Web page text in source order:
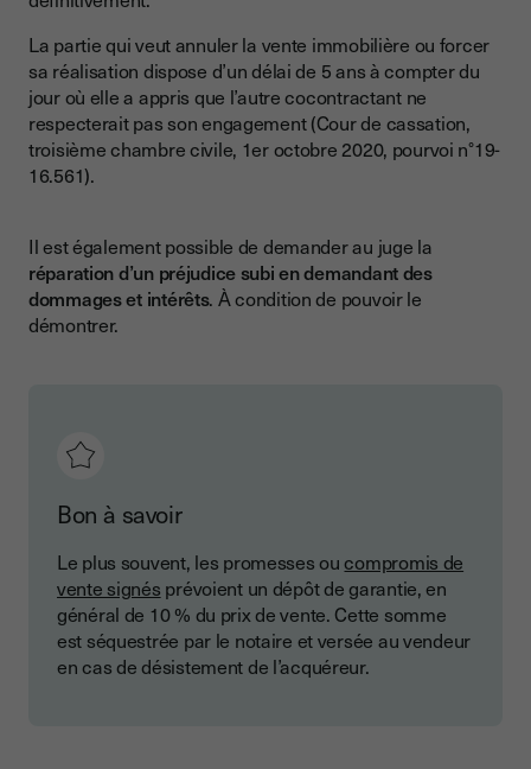
La partie qui veut annuler la vente immobilière ou forcer
sa réalisation dispose d’un délai de 5 ans à compter du
jour où elle a appris que l’autre cocontractant ne
respecterait pas son engagement (Cour de cassation,
troisième chambre civile, 1er octobre 2020, pourvoi n°19-
16.561).
Il est également possible de demander au juge la
réparation d’un préjudice subi en demandant des
dommages et intérêts. À condition de pouvoir le
démontrer.
Bon à savoir
Le plus souvent, les promesses ou compromis de
vente signés prévoient un dépôt de garantie, en
général de 10 % du prix de vente. Cette somme
est séquestrée par le notaire et versée au vendeur
en cas de désistement de l’acquéreur.